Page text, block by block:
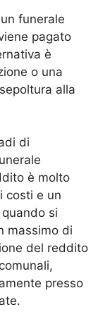
funerale
pagato
è
o una
alla
di
è molto
costi e un
si
massimo di
del reddito
presso